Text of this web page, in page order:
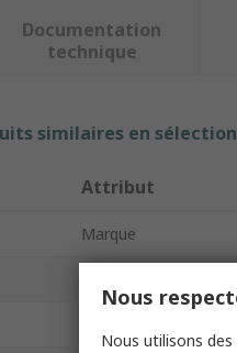
Documentation
technique
similaires en
Attribut
Marque
Nous
Nous utilisons